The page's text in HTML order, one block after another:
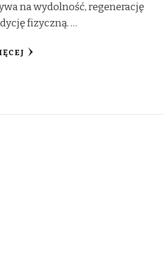
na wydolność, regenerację
fizyczną. …